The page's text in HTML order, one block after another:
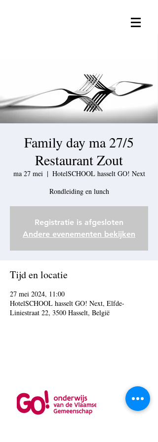
Family day ma 27/5
Restaurant Zout
ma 27 mei
  |
HotelSCHOOL hasselt GO! Next
Rondleiding en lunch
Registratie is afgesloten
Andere evenementen bekijken
Tijd en locatie
27 mei 2024, 11:00
HotelSCHOOL hasselt GO! Next, Elfde-
Liniestraat 22, 3500 Hasselt, België